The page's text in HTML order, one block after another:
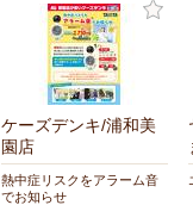
ケーズデンキ/浦和美
園店
熱中症リスクをアラーム音
でお知らせ